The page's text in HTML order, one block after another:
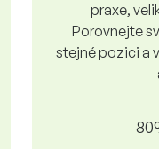
praxe,
Porovnejte
stejné pozici a